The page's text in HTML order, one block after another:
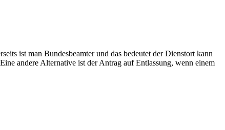
ist man Bundesbeamter und das bedeutet der Dienstort kann
andere Alternative ist der Antrag auf Entlassung, wenn einem